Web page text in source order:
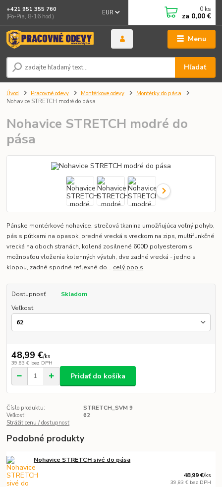
Menu
EUR
Hľadať
+421 951 355 760
(Po-Pia, 8-16 hod.)
0 ks
za 0,00 €
Úvod Pracovné odevy Montérkove odevy
Montérky do pása
Nohavice STRETCH modré do pása
Nohavice STRETCH modré do
pása
Pánske montérkové nohavice, strečová tkanina umožňujúca voľný pohyb,
pás s pútkami na opasok, predné vrecká s vreckom na zips, multifunkčné
vrecká na oboch stranách, kolená zosilnené 600D polyesterom s
možnosťou vloženia kolenných výstuh, dve zadné vrecká - jedno s
klopou, zadné spodné reflexné do... celý popis
Dostupnosť
Skladom
Veľkosť
48,99 €/ks
39,83 € bez DPH
Pridať do košíka
Číslo produktu:
STRETCH_SVM 9
Veľkosť:
62
Strážiť cenu / dostupnosť
Podobné produkty
Nohavice STRETCH sivé do pása
48,99 €/ks
39,83 € bez DPH